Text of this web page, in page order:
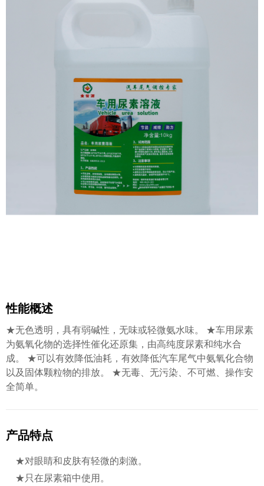
性能概述
★无色透明，具有弱碱性，无味或轻微氨水味。 ★车用尿素
为氨氧化物的选择性催化还原集，由高纯度尿素和纯水合
成。 ★可以有效降低油耗，有效降低汽车尾气中氨氧化合物
以及固体颗粒物的排放。 ★无毒、无污染、不可燃、操作安
全简单。
产品特点
★对眼睛和皮肤有轻微的刺激。
★只在尿素箱中使用。